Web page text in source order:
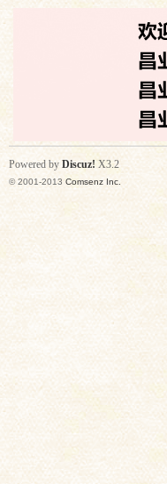
Powered by Discuz! X3.2
© 2001-2013 Comsenz Inc.